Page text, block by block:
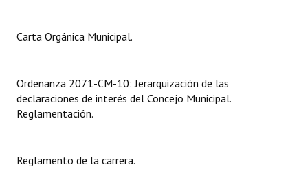
Digesto
Organigrama
Informes de Gestión
Carta Orgánica Municipal.
Ordenanza 2071-CM-10: Jerarquización de las
declaraciones de interés del Concejo Municipal.
Reglamentación.
Reglamento de la carrera.